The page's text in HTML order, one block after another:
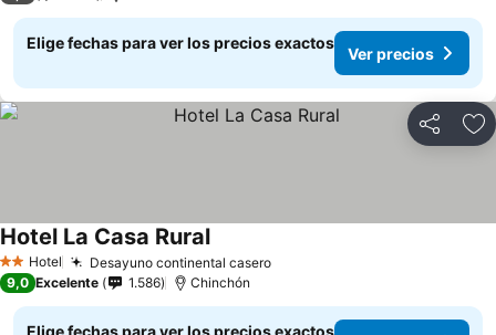
Elige fechas para ver los precios exactos
Ver precios
Compartir
2 Estrellas
Hotel Desayuno continental casero
Hotel La Casa Rural
9,0 Excelente 1.586 Chinchón
Elige fechas para ver los precios exactos